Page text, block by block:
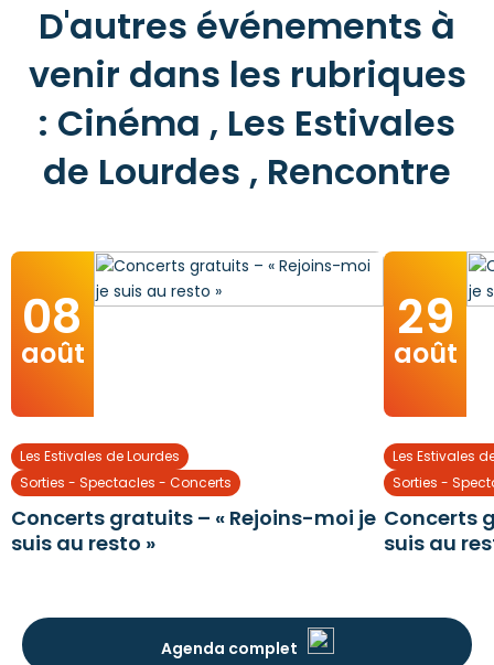
D'autres événements à
venir dans les rubriques
: Cinéma , Les Estivales
de Lourdes , Rencontre
08
août
Les Estivales de Lourdes
Sorties - Spectacles - Concerts
Concerts gratuits – « Rejoins-moi je
suis au resto »
29
août
Les Estivales
Sorties -
Concerts
suis au
Agenda complet